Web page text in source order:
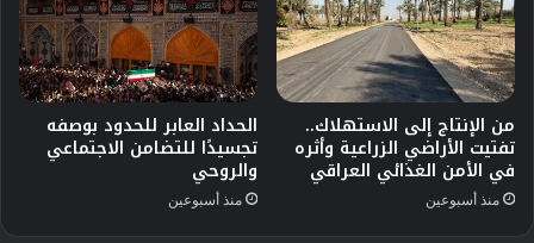
من الإنتاج إلى الاستهلاك..
تفتيت الأراضي الزراعية وأثره
في الأمن الغذائي العراقي
منذ أسبوعين
الحداد العابر للحدود بوصفه
تجسيدًا للتضامن الاجتماعي
والروحي
منذ أسبوعين